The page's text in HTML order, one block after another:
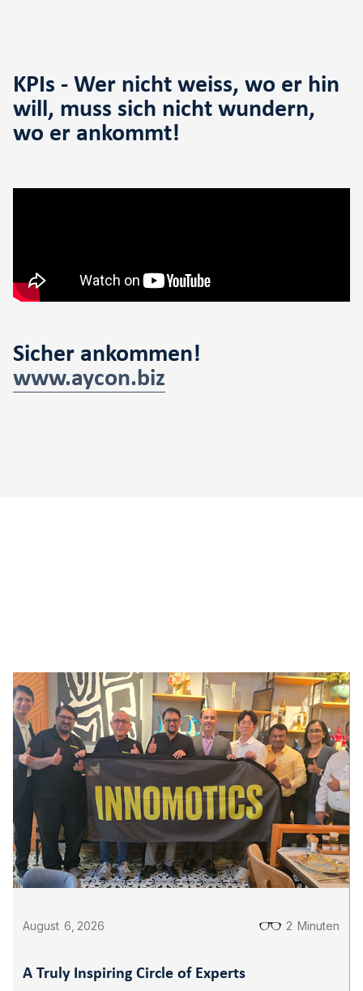
KPIs - Wer nicht weiss, wo er hin
will, muss sich nicht wundern,
wo er ankommt!
Sicher ankommen!
www.aycon.biz
August 6 2026 2 Minuten
A Truly Inspiring Circle of Experts